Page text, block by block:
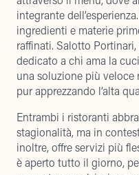
integrante
ingredienti e materie
raffinati. Salotto
dedicato a chi ama la
una soluzione più
pur apprezzando l’alta
Entrambi i ristoranti
stagionalità, ma in
inoltre, offre servizi più
è aperto tutto il giorno,